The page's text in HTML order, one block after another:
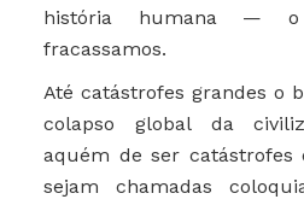
história humana —
fracassamos.
Até catástrofes grandes o
colapso global da
aquém de ser catástrofes
sejam chamadas